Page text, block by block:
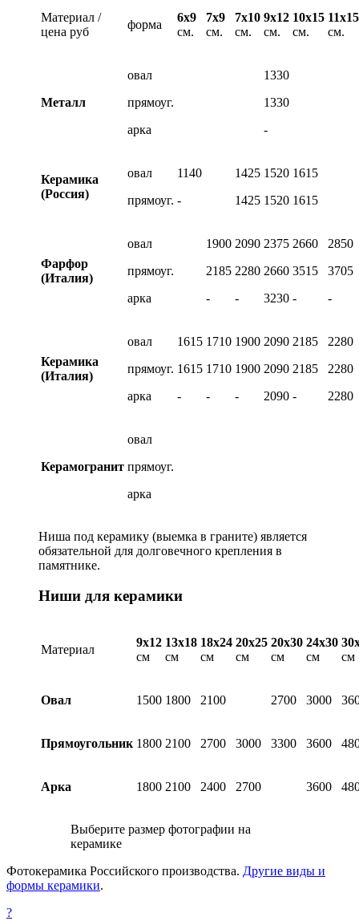
Материал /
цена руб
форма
6х9
см.
7х9
см.
7х10
см.
9х12
см.
10х15
см.
11х15
см.
Металл
овал
прямоуг.
арка
1330
1330
-
Керамика
(Россия)
овал
прямоуг.
1140
-
1425
1425
1520
1520
1615
1615
Фарфор
(Италия)
овал
прямоуг.
арка
1900
2185
-
2090
2280
-
2375
2660
3230
2660
3515
-
2850
3705
-
Керамика
(Италия)
овал
прямоуг.
арка
1615
1615
-
1710
1710
-
1900
1900
-
2090
2090
2090
2185
2185
-
2280
2280
2280
Керамогранит
овал
прямоуг.
арка
Ниша под керамику (выемка в граните) является
обязательной для долговечного крепления в
памятнике.
Ниши для керамики
Материал
9х12
см
13х18
см
18х24
см
20х25
см
20х30
см
24х30
см
см
Овал 1500 1800 2100 2700 3000
Прямоугольник 1800 2100 2700 3000 3300 3600
Арка 1800 2100 2400 2700 3600
Выберите размер фотографии на
керамике
Фотокерамика Российского производства. Другие виды и
формы керамики.
?